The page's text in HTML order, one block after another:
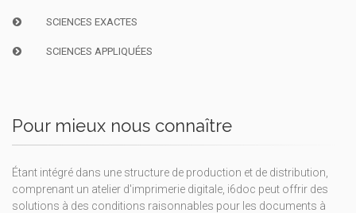
SCIENCES EXACTES
SCIENCES APPLIQUÉES
Pour mieux nous connaître
Étant intégré dans une structure de production et de distribution,
comprenant un atelier d'imprimerie digitale, i6doc peut offrir des
solutions à des conditions raisonnables pour les documents à